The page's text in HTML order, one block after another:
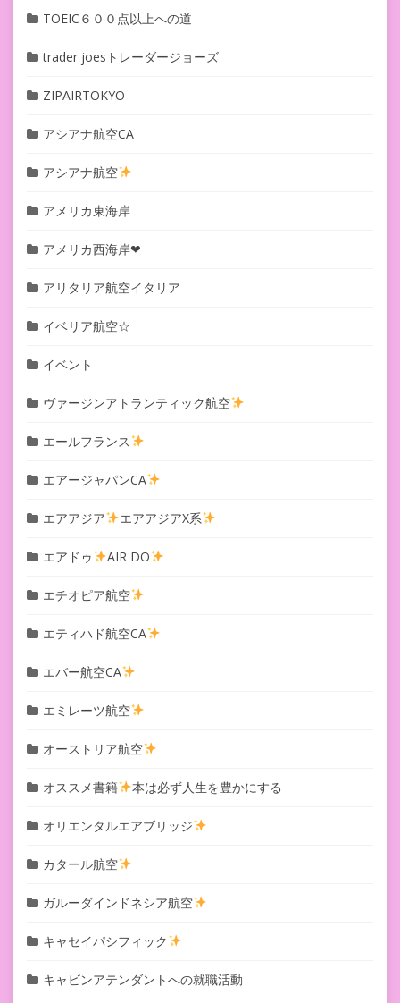
TOEIC６００点以上への道
trader joesトレーダージョーズ
ZIPAIRTOKYO
アシアナ航空CA
アシアナ航空
アメリカ東海岸
アメリカ西海岸❤︎
アリタリア航空イタリア
イベリア航空☆
イベント
ヴァージンアトランティック航空
エールフランス
エアージャパンCA
エアアジア エアアジアX系
エアドゥ AIR DO
エチオピア航空
エティハド航空CA
エバー航空CA
エミレーツ航空
オーストリア航空
オススメ書籍 本は必ず人生を豊かにする
オリエンタルエアブリッジ
カタール航空
ガルーダインドネシア航空
キャセイパシフィック
キャビンアテンダントへの就職活動